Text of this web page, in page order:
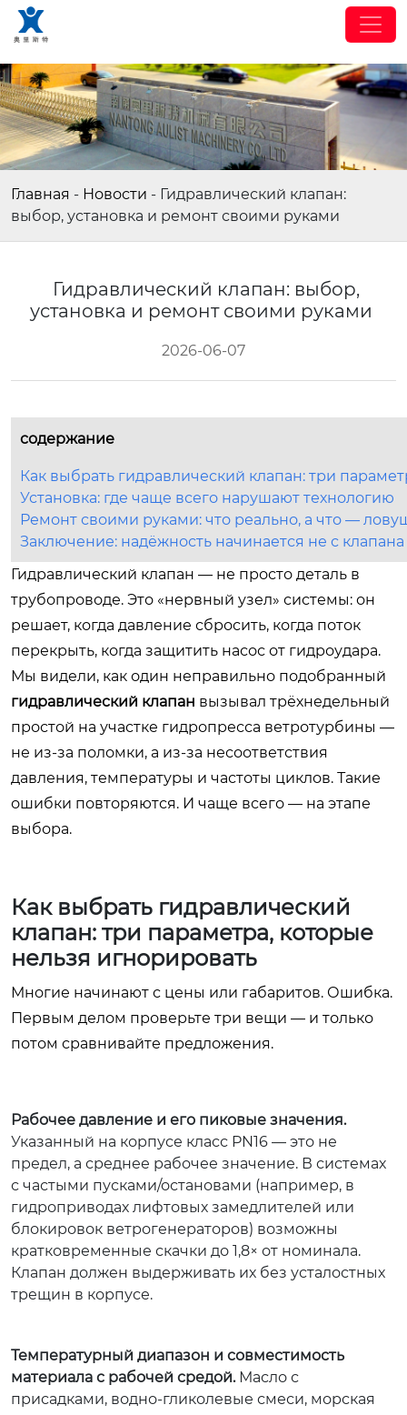
Главная - Новости - Гидравлический клапан:
выбор, установка и ремонт своими руками
Гидравлический клапан: выбор,
установка и ремонт своими руками
2026-06-07
содержание
Как выбрать гидравлический клапан: три
Установка: где чаще всего нарушают технологию
Ремонт своими руками: что реально, а что —
Заключение: надёжность начинается не с
Гидравлический клапан — не просто деталь в
трубопроводе. Это «нервный узел» системы: он
решает, когда давление сбросить, когда поток
перекрыть, когда защитить насос от гидроудара.
Мы видели, как один неправильно подобранный
гидравлический клапан вызывал трёхнедельный
простой на участке гидропресса ветротурбины —
не из-за поломки, а из-за несоответствия
давления, температуры и частоты циклов. Такие
ошибки повторяются. И чаще всего — на этапе
выбора.
Как выбрать гидравлический
клапан: три параметра, которые
нельзя игнорировать
Многие начинают с цены или габаритов. Ошибка.
Первым делом проверьте три вещи — и только
потом сравнивайте предложения.
Рабочее давление и его пиковые значения.
Указанный на корпусе класс PN16 — это не
предел, а среднее рабочее значение. В системах
с частыми пусками/остановами (например, в
гидроприводах лифтовых замедлителей или
блокировок ветрогенераторов) возможны
кратковременные скачки до 1,8× от номинала.
Клапан должен выдерживать их без усталостных
трещин в корпусе.
Температурный диапазон и совместимость
материала с рабочей средой.Масло с
присадками, водно-гликолевые смеси, морская